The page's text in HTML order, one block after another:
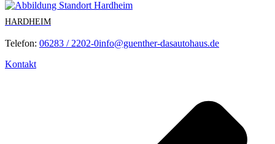
HARDHEIM
Telefon: 06283 / 2202-0info@guenther-dasautohaus.de
Kontakt